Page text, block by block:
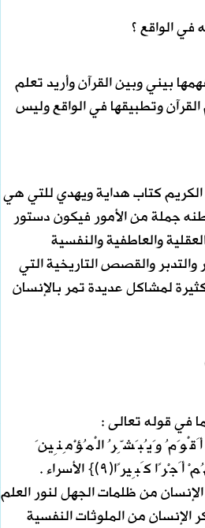
في الواقع ؟
بيني وبين القرآن وأريد تعلم
وتطبيقها في الواقع وليس
الكريم كتاب هداية ويهدي للتي هي
جملة من الأمور فيكون دستور
والعاطفية والنفسية
والتدبر والقصص التاريخية التي
لمشاكل عديدة تمر بالإنسان
في قوله تعالى :
وَيُبَشِّرُ الْمُؤْمِنِينَ
الأسراء .
من ظلمات الجهل لنور العلم
الإنسان من الملوثات النفسية